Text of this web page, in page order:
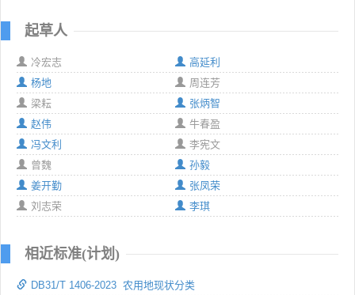
起草人
冷宏志
高延利
杨地
周连芳
梁耘
张炳智
赵伟
牛春盈
冯文利
李宪文
曾魏
孙毅
姜开勤
张凤荣
刘志荣
李琪
相近标准(计划)
DB31/T 1406-2023 农用地现状分类